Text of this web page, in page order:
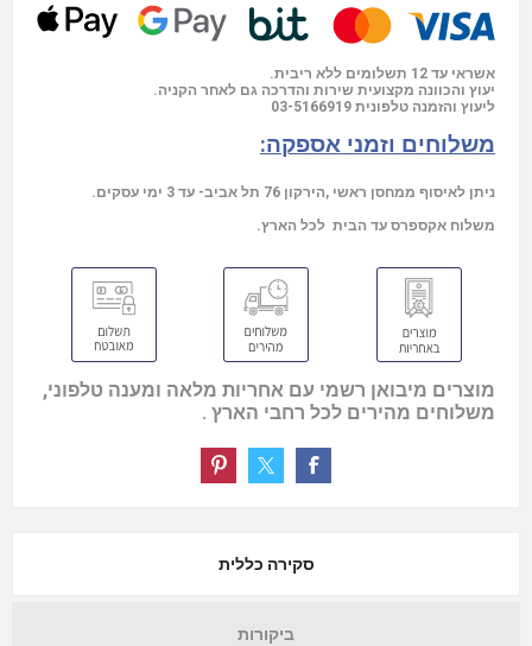
אשראי עד 12 תשלומים ללא ריבית.
יעוץ והכוונה מקצועית שירות והדרכה גם לאחר הקניה.
ליעוץ והזמנה טלפונית 03-5166919
משלוחים וזמני אספקה:
ניתן לאיסוף ממחסן ראשי ,הירקון 76 תל אביב- עד 3 ימי עסקים.
משלוח אקספרס עד הבית לכל הארץ.
מוצרים מיבואן רשמי עם אחריות מלאה ומענה טלפוני,
משלוחים מהירים לכל רחבי הארץ .
סקירה כללית
ביקורות